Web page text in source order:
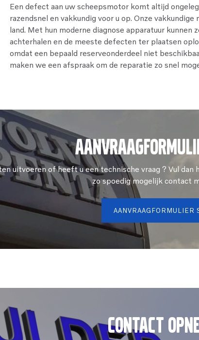
Een defect aan uw scheepsmotor komt altijd
razendsnel en vakkundig voor u op. Onze
land. Met hun moderne diagnose apparatuur kunnen
achterhalen en de meeste defecten ter plaatsen
omdat een bepaald reserveonderdeel niet
maken we een afspraak om de reparatie zo snel
uitvoeren of heeft u een technische vraag ? Vul
zo spoedig mogelijk contact
AANVRAAGFORMULIER
Contact